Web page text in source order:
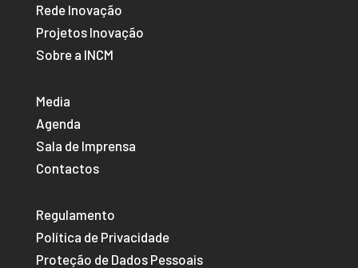
Rede Inovação
Projetos Inovação
Sobre a INCM
Media
Agenda
Sala de Imprensa
Contactos
Regulamento
Política de Privacidade
Proteção de Dados Pessoais